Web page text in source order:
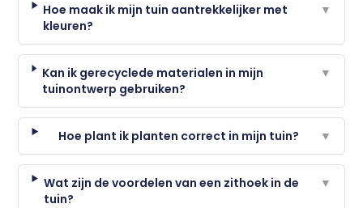
Hoe maak ik mijn tuin aantrekkelijker met
kleuren?
▼
Kan ik gerecyclede materialen in mijn
tuinontwerp gebruiken?
▼
Hoe plant ik planten correct in mijn tuin? ▼
Wat zijn de voordelen van een zithoek in de
tuin?
▼